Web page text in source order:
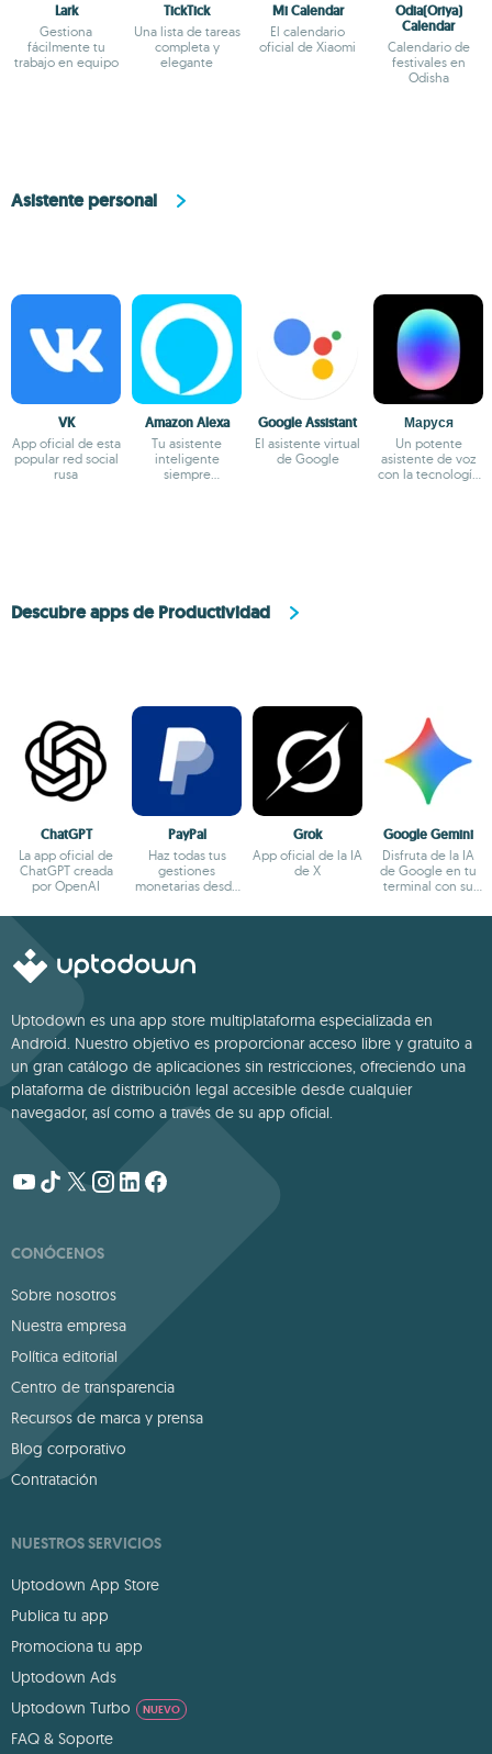
Lark
Gestiona
fácilmente tu
trabajo en equipo
TickTick
Una lista de tareas
completa y
elegante
Mi Calendar
El calendario
oficial de Xiaomi
Odia(Oriya)
Calendar
Calendario de
festivales en
Odisha
Asistente personal
VK
App oficial de esta
popular red social
rusa
Amazon Alexa
Tu asistente
inteligente
siempre
Google Assistant
El asistente virtual
de Google
Маруся
Un potente
asistente de voz
con la tecnología
Descubre apps de Productividad
ChatGPT
La app oficial de
ChatGPT creada
por OpenAI
PayPal
Haz todas tus
gestiones
monetarias desde
Android
Grok
App oficial de la IA
de X
Google Gemini
Disfruta de la IA
de Google en tu
terminal con su
Uptodown es una app store multiplataforma especializada en
Android. Nuestro objetivo es proporcionar acceso libre y gratuito a
un gran catálogo de aplicaciones sin restricciones, ofreciendo una
plataforma de distribución legal accesible desde cualquier
navegador, así como a través de su app oficial.
CONÓCENOS
Sobre nosotros
Nuestra empresa
Política editorial
Centro de transparencia
Recursos de marca y prensa
Blog corporativo
Contratación
NUESTROS SERVICIOS
Uptodown App Store
Publica tu app
Promociona tu app
Uptodown Ads
Uptodown Turbo
NUEVO
FAQ & Soporte